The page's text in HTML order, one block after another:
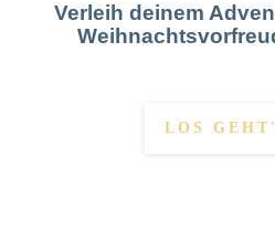
Verleih deinem
LOS